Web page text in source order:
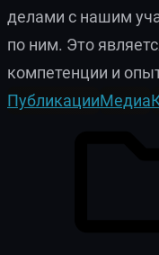
делами с нашим
по ним. Это
компетенции и
ПубликацииМедиа